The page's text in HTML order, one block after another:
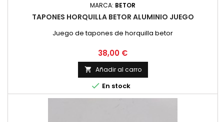
MARCA: BETOR
TAPONES HORQUILLA BETOR ALUMINIO JUEGO
Juego de tapones de horquilla betor
Precio
38,00 €
 Añadir al carro
 En stock